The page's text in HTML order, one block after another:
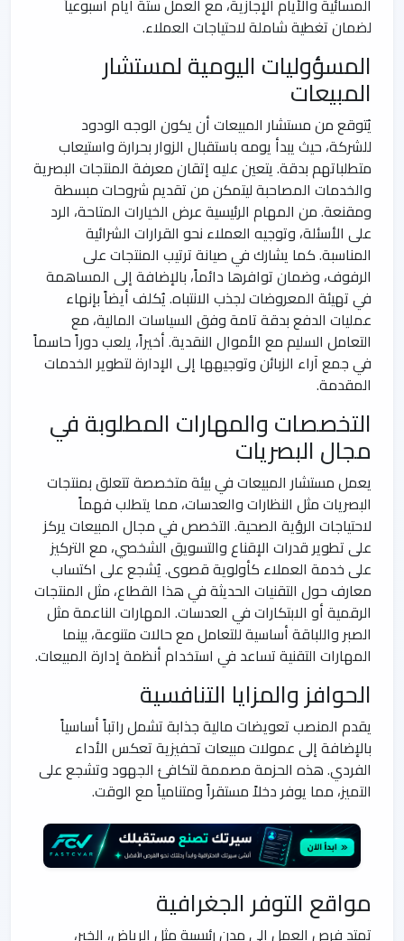
لضمان تغطية شاملة لاحتياجات العملاء.
المسؤوليات اليومية لمستشار
المبيعات
يُتوقع من مستشار المبيعات أن يكون الوجه الودود
للشركة، حيث يبدأ يومه باستقبال الزوار بحرارة واستيعاب
متطلباتهم بدقة. يتعين عليه إتقان معرفة المنتجات البصرية
والخدمات المصاحبة ليتمكن من تقديم شروحات مبسطة
ومقنعة. من المهام الرئيسية عرض الخيارات المتاحة، الرد
على الأسئلة، وتوجيه العملاء نحو القرارات الشرائية
المناسبة. كما يشارك في صيانة ترتيب المنتجات على
الرفوف، وضمان توافرها دائماً، بالإضافة إلى المساهمة
في تهيئة المعروضات لجذب الانتباه. يُكلف أيضاً بإنهاء
عمليات الدفع بدقة تامة وفق السياسات المالية، مع
التعامل السليم مع الأموال النقدية. أخيراً، يلعب دوراً حاسماً
في جمع آراء الزبائن وتوجيهها إلى الإدارة لتطوير الخدمات
المقدمة.
التخصصات والمهارات المطلوبة في
مجال البصريات
يعمل مستشار المبيعات في بيئة متخصصة تتعلق بمنتجات
البصريات مثل النظارات والعدسات، مما يتطلب فهماً
لاحتياجات الرؤية الصحية. التخصص في مجال المبيعات يركز
على تطوير قدرات الإقناع والتسويق الشخصي، مع التركيز
على خدمة العملاء كأولوية قصوى. يُشجع على اكتساب
معارف حول التقنيات الحديثة في هذا القطاع، مثل المنتجات
الرقمية أو الابتكارات في العدسات. المهارات الناعمة مثل
الصبر واللباقة أساسية للتعامل مع حالات متنوعة، بينما
المهارات التقنية تساعد في استخدام أنظمة إدارة المبيعات.
الحوافز والمزايا التنافسية
يقدم المنصب تعويضات مالية جذابة تشمل راتباً أساسياً
بالإضافة إلى عمولات مبيعات تحفيزية تعكس الأداء
الفردي. هذه الحزمة مصممة لتكافئ الجهود وتشجع على
التميز، مما يوفر دخلاً مستقراً ومتنامياً مع الوقت.
مواقع التوفر الجغرافية
تمتد فرص العمل إلى مدن رئيسية مثل الرياض، الخبر،